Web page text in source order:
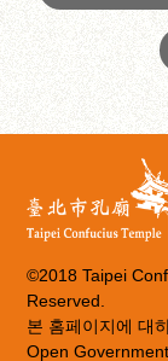
©2018 Taipei
Reserved.
본 홈페이지에 대
Open